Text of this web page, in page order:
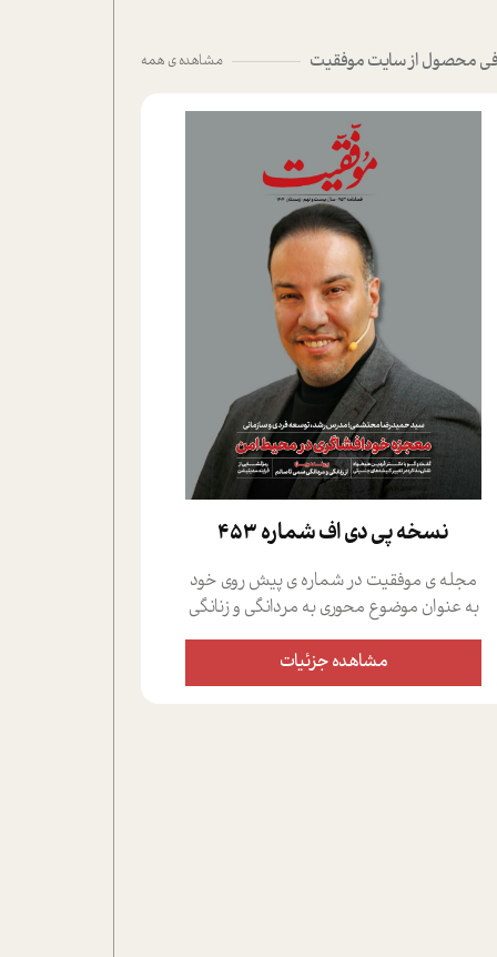
محصول از سایت موفقیت مشاهده ی همه
نسخه پي دي اف شماره 453
مجله ی موفقیت در شماره ی پیش روی خود
به عنوان موضوع محوری به مردانگی و زنانگی
سمی پرداخته است؛ علاوه بر این که؛ گفت و
گویی اختصاصی داشته ایم با فردین علیخواه،
جامعه شناس در بخش های مختلف تلاش
مشاهده جزئیات